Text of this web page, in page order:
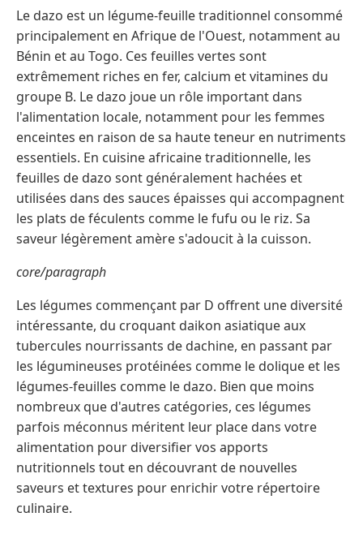
Le dazo est un légume-feuille traditionnel consommé
principalement en Afrique de l'Ouest, notamment au
Bénin et au Togo. Ces feuilles vertes sont
extrêmement riches en fer, calcium et vitamines du
groupe B. Le dazo joue un rôle important dans
l'alimentation locale, notamment pour les femmes
enceintes en raison de sa haute teneur en nutriments
essentiels. En cuisine africaine traditionnelle, les
feuilles de dazo sont généralement hachées et
utilisées dans des sauces épaisses qui accompagnent
les plats de féculents comme le fufu ou le riz. Sa
saveur légèrement amère s'adoucit à la cuisson.
core/paragraph
Les légumes commençant par D offrent une diversité
intéressante, du croquant daikon asiatique aux
tubercules nourrissants de dachine, en passant par
les légumineuses protéinées comme le dolique et les
légumes-feuilles comme le dazo. Bien que moins
nombreux que d'autres catégories, ces légumes
parfois méconnus méritent leur place dans votre
alimentation pour diversifier vos apports
nutritionnels tout en découvrant de nouvelles
saveurs et textures pour enrichir votre répertoire
culinaire.